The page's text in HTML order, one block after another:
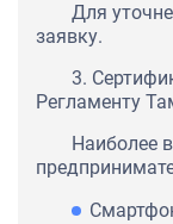
Для
заявку.
3.
Регламенту
Наиболее